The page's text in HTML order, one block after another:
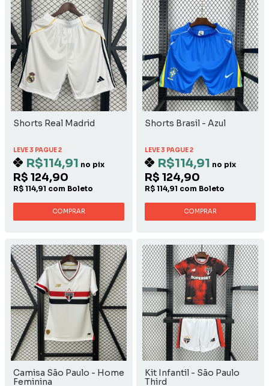
Shorts Real Madrid
LEVE 3 PAGUE 2
R$114,91 no pix
R$ 124,90
R$ 114,91 com Boleto
COMPRAR
Shorts Brasil - Azul
LEVE 3 PAGUE 2
R$114,91 no pix
R$ 124,90
R$ 114,91 com Boleto
COMPRAR
Camisa São Paulo - Home
Feminina
Kit Infantil - São Paulo
Third